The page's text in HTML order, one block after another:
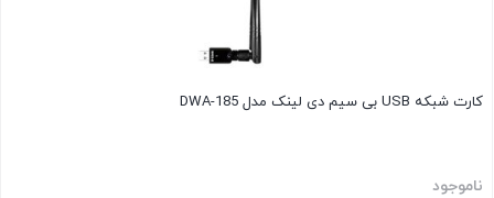
کارت شبکه USB بی سیم دی لینک مدل DWA-185
ناموجود